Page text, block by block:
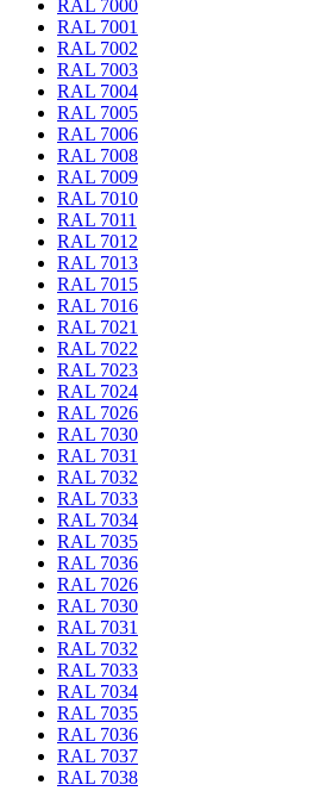
RAL 7000
RAL 7001
RAL 7002
RAL 7003
RAL 7004
RAL 7005
RAL 7006
RAL 7008
RAL 7009
RAL 7010
RAL 7011
RAL 7012
RAL 7013
RAL 7015
RAL 7016
RAL 7021
RAL 7022
RAL 7023
RAL 7024
RAL 7026
RAL 7030
RAL 7031
RAL 7032
RAL 7033
RAL 7034
RAL 7035
RAL 7036
RAL 7026
RAL 7030
RAL 7031
RAL 7032
RAL 7033
RAL 7034
RAL 7035
RAL 7036
RAL 7037
RAL 7038